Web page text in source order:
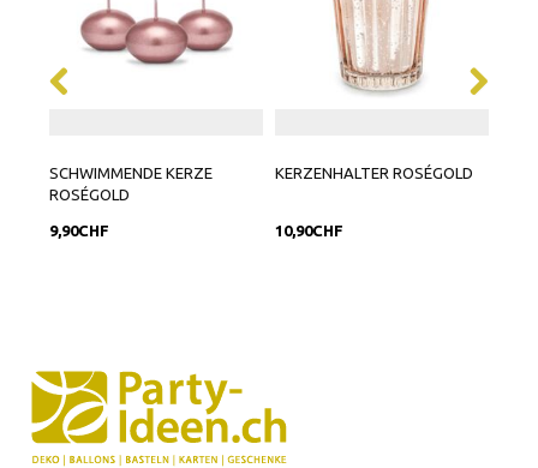
SCHWIMMENDE KERZE
ROSÉGOLD
9,90CHF
KERZENHALTER ROSÉGOLD
10,90CHF